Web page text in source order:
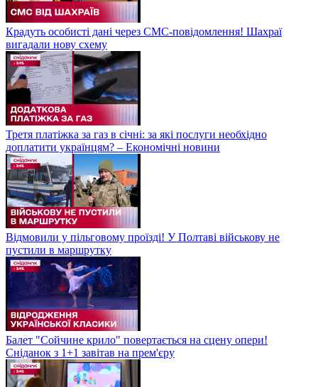
Крадуть особисті дані через СМС-повідомлення! Шахраї
вигадали нову схему
Третя платіжка за газ в січні: за які послуги необхідно
доплатити українцям? – Економічні новини
Відмовили у пільговому проїзді! У Полтаві військову не
пустили в маршрутку
Балет "Сойчине крило" повертається на сцену опери!
Сніданок з 1+1 завітав на прем'єру